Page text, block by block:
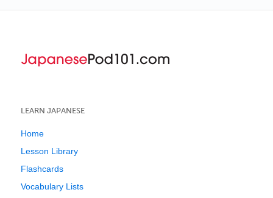
LEARN JAPANESE
Home
Lesson Library
Flashcards
Vocabulary Lists